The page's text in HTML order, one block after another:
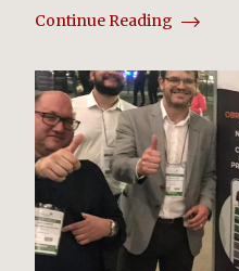
Continue Reading